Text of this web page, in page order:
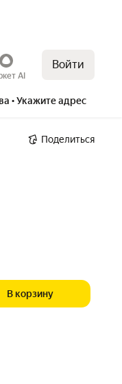
AI
Войти
• Укажите адрес
Поделиться
В корзину